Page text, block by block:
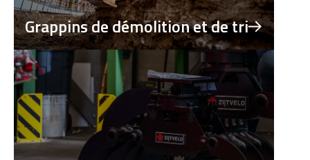
Grappins de démolition et de tri